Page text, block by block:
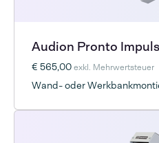
Audion Pronto
€ 565,00exkl. Mehrwertsteuer
Wand- oder